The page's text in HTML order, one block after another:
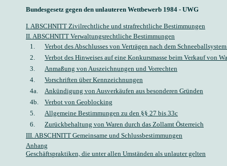
Bundesgesetz gegen den unlauteren Wettbewerb 1984 - UWG
I. ABSCHNITT Zivilrechtliche und strafrechtliche Bestimmungen
II. ABSCHNITT Verwaltungsrechtliche Bestimmungen
1.
Verbot des Abschlusses von Verträgen nach dem
2.
Verbot des Hinweises auf eine Konkursmasse beim Verkauf von
3.
Anmaßung von Auszeichnungen und Vorrechten
4.
Vorschriften über Kennzeichnungen
4a.
Ankündigung von Ausverkäufen aus besonderen Gründen
4b.
Verbot von Geoblocking
5.
Allgemeine Bestimmungen zu den §§ 27 bis 33c
6.
Zurückbehaltung von Waren durch das Zollamt Österreich
III. ABSCHNITT Gemeinsame und Schlussbestimmungen
Anhang
Geschäftspraktiken, die unter allen Umständen als unlauter gelten